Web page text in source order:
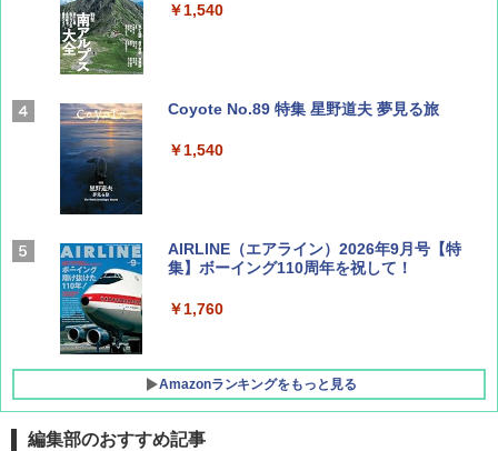
￥1,540
Coyote No.89 特集 星野道夫 夢見る旅
￥1,540
AIRLINE（エアライン）2026年9月号【特
集】ボーイング110周年を祝して！
￥1,760
Amazonランキングをもっと見る
編集部のおすすめ記事